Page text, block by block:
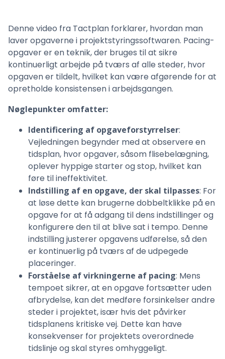
Denne video fra Tactplan forklarer, hvordan man
laver opgaverne i projektstyringssoftwaren. Pacing-
opgaver er en teknik, der bruges til at sikre
kontinuerligt arbejde på tværs af alle steder, hvor
opgaven er tildelt, hvilket kan være afgørende for at
opretholde konsistensen i arbejdsgangen.
Nøglepunkter omfatter:
Identificering af opgaveforstyrrelser:
Vejledningen begynder med at observere en
tidsplan, hvor opgaver, såsom flisebelægning,
oplever hyppige starter og stop, hvilket kan
føre til ineffektivitet.
Indstilling af en opgave, der skal tilpasses: For
at løse dette kan brugerne dobbeltklikke på en
opgave for at få adgang til dens indstillinger og
konfigurere den til at blive sat i tempo. Denne
indstilling justerer opgavens udførelse, så den
er kontinuerlig på tværs af de udpegede
placeringer.
Forståelse af virkningerne af pacing: Mens
tempoet sikrer, at en opgave fortsætter uden
afbrydelse, kan det medføre forsinkelser andre
steder i projektet, især hvis det påvirker
tidsplanens kritiske vej. Dette kan have
konsekvenser for projektets overordnede
tidslinje og skal styres omhyggeligt.